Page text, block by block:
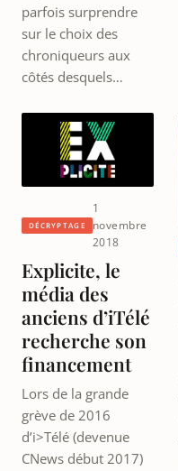
parfois surprendre
sur le choix des
chroniqueurs aux
côtés desquels…
DÉCRYPTAGE
1
novembre
2018
Explicite, le
média des
anciens d’iTélé
recherche son
financement
Lors de la grande
grève de 2016
d’i>Télé (devenue
CNews début 2017)